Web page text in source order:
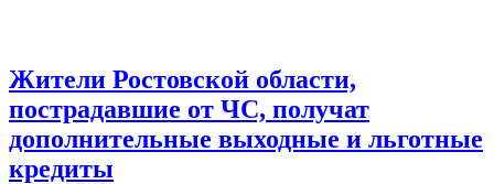
Жители Ростовской области,
пострадавшие от ЧС, получат
дополнительные выходные и льготные
кредиты